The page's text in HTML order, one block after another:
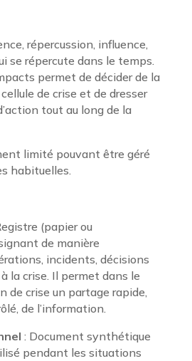
répercussion, influence,
se répercute dans le temps.
permet de décider de la
de crise et de dresser
tout au long de la
limité pouvant être géré
habituelles.
(papier ou
de manière
incidents, décisions
la crise. Il permet dans le
de crise un partage rapide,
de l’information.
: Document synthétique
pendant les situations